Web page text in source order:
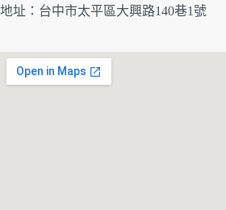
地址： 台中市太平區大興路140巷1號